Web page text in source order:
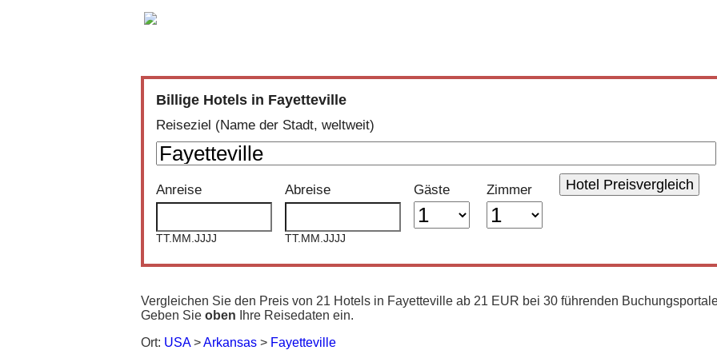
Billige Hotels in Fayetteville
Reiseziel (Name der Stadt, weltweit)
Anreise
TT.MM.JJJJ
Abreise
TT.MM.JJJJ
Gäste Zimmer
Vergleichen Sie den Preis von 21 Hotels in Fayetteville ab 21 EUR bei 30 führenden
Geben Sie oben Ihre Reisedaten ein.
Ort: USA>Arkansas > Fayetteville